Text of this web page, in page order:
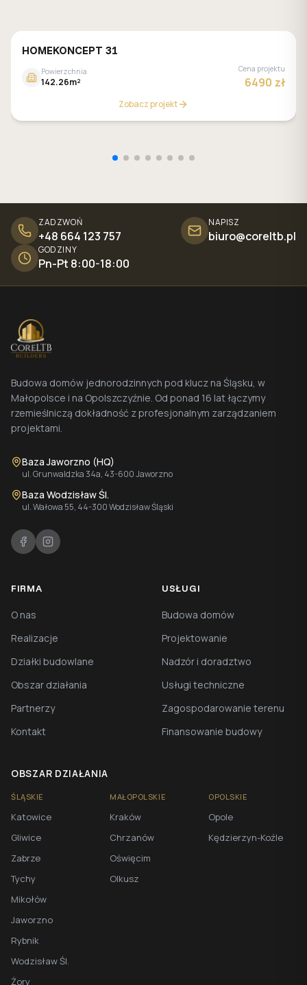
HOMEKONCEPT 31
Powierzchnia
142.26m²
Cena projektu
6490 zł
Zobacz projekt
ZADZWOŃ
+48 664 123 757
NAPISZ
biuro@coreltb.pl
GODZINY
Pn-Pt 8:00-18:00
Budowa domów jednorodzinnych pod klucz na Śląsku, w
Małopolsce i na Opolszczyźnie. Od ponad 16 lat łączymy
rzemieślniczą dokładność z profesjonalnym zarządzaniem
projektami.
Baza Jaworzno (HQ)
ul. Grunwaldzka 34a, 43-600 Jaworzno
Baza Wodzisław Śl.
ul. Wałowa 55, 44-300 Wodzisław Śląski
FIRMA
O nas
Realizacje
Działki budowlane
Obszar działania
Partnerzy
Kontakt
USŁUGI
Budowa domów
Projektowanie
Nadzór i doradztwo
Usługi techniczne
Zagospodarowanie terenu
Finansowanie budowy
OBSZAR DZIAŁANIA
ŚLĄSKIE
Katowice
Gliwice
Zabrze
Tychy
Mikołów
Jaworzno
Rybnik
Wodzisław Śl.
Żory
MAŁOPOLSKIE
Kraków
Chrzanów
Oświęcim
Olkusz
OPOLSKIE
Opole
Kędzierzyn-Koźle